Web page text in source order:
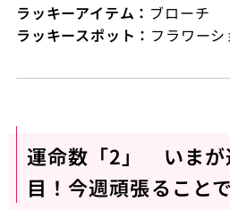
ラッキーアイテム： ブローチ
ラッキースポット ： フラワー
運命数「2」 いまが
目！今週頑張ること